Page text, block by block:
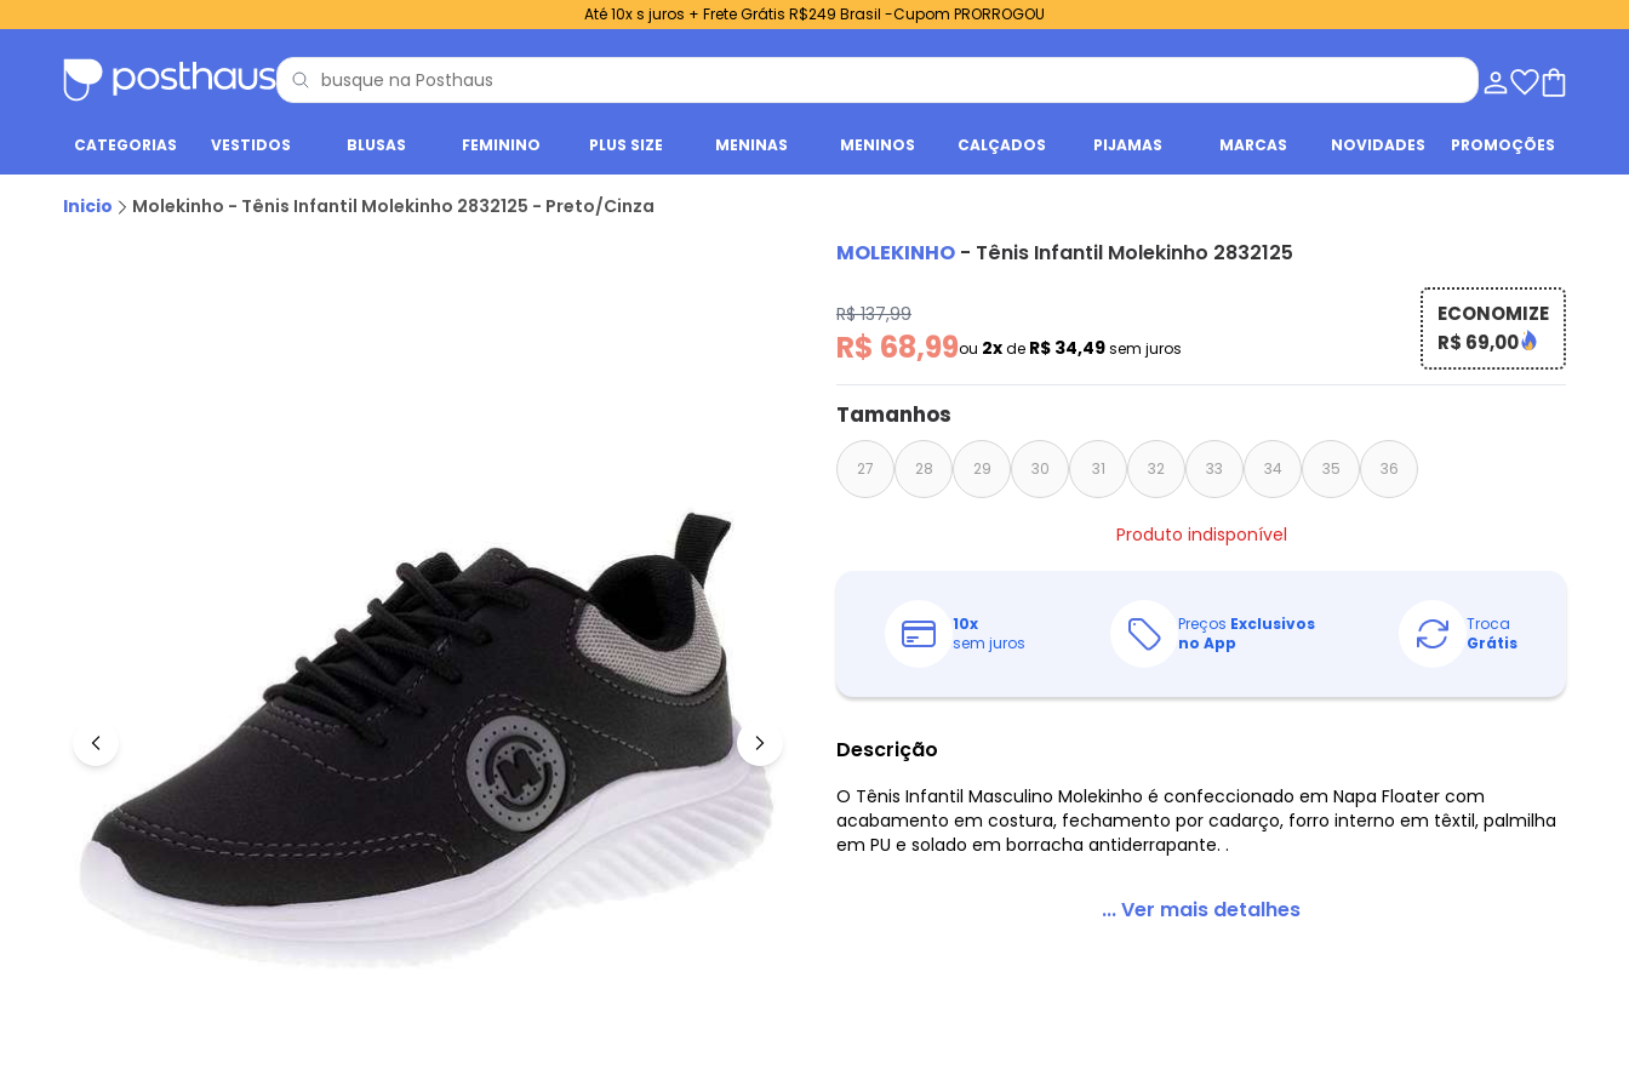
Até 10x s juros + Frete Grátis R$249 Brasil -Cupom PRORROGOU
CATEGORIAS VESTIDOS BLUSAS FEMININO PLUS SIZE MENINAS MENINOS CALÇADOS PIJAMAS MARCAS NOVIDADES PROMOÇÕES
Inicio Molekinho - Tênis Infantil Molekinho 2832125 - Preto/Cinza
MOLEKINHO - Tênis Infantil Molekinho 2832125
R$ 137,99
R$ 68,99ou 2xde R$ 34,49sem juros
ECONOMIZE
R$ 69,00
Tamanhos
27 28 29 30 31 32 33 34 35 36
Produto indisponível
10x
sem juros
Preços Exclusivos
no App
Troca
Grátis
Descrição
O Tênis Infantil Masculino Molekinho é confeccionado em Napa Floater com
acabamento em costura, fechamento por cadarço, forro interno em têxtil, palmilha
em PU e solado em borracha antiderrapante. .
... Ver mais detalhes